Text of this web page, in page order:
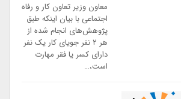
معاون وزیر تعاون کار و رفاه
اجتماعی با بیان اینکه طبق
پژوهش‌های انجام شده از
هر ۲ نفر جویای کار یک نفر
دارای کسر یا فقر مهارت
است،…